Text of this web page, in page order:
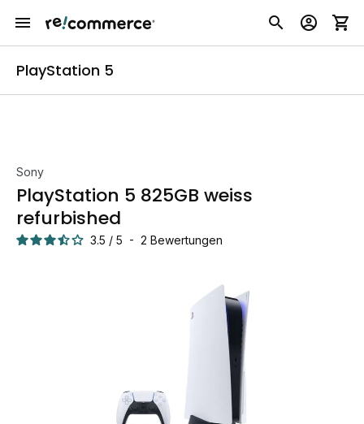
PlayStation 5
Sony
PlayStation 5 825GB weiss
refurbished
3.5 / 5 - 2 Bewertungen